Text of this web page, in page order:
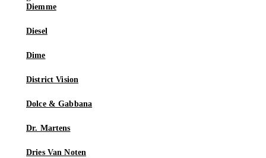
Diemme
Diesel
Dime
District Vision
Dolce & Gabbana
Dr. Martens
Dries Van Noten